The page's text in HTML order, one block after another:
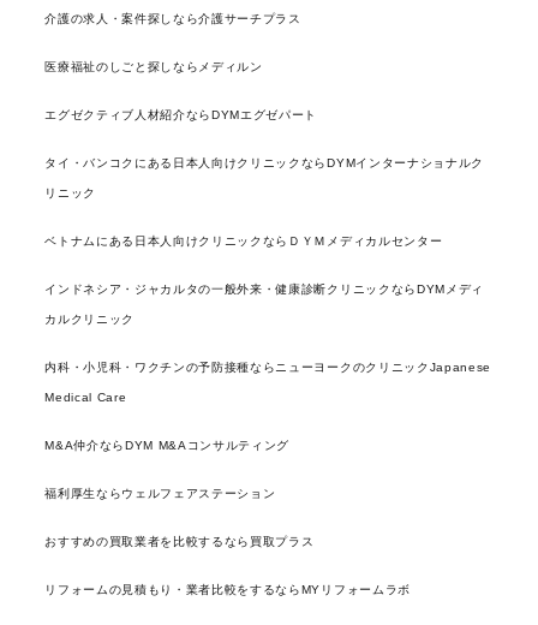
介護の求人・案件探しなら介護サーチプラス
医療福祉のしごと探しならメディルン
エグゼクティブ人材紹介ならDYMエグゼパート
タイ・バンコクにある日本人向けクリニックならDYMインターナショナルク
リニック
ベトナムにある日本人向けクリニックならＤＹＭメディカルセンター
インドネシア・ジャカルタの一般外来・健康診断クリニックならDYMメディ
カルクリニック
内科・小児科・ワクチンの予防接種ならニューヨークのクリニックJapanese
Medical Care
M&A仲介ならDYM M&Aコンサルティング
福利厚生ならウェルフェアステーション
おすすめの買取業者を比較するなら買取プラス
リフォームの見積もり・業者比較をするならMYリフォームラボ